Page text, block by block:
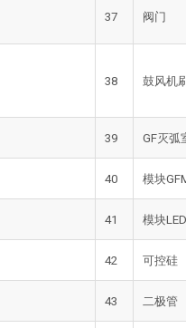
37 阀门
38 鼓风机
39 GF灭弧
40 模块
41 模块LED
42 可控硅
43 二极管